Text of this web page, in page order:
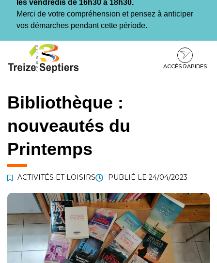
les vendredis de 16h30 à 18h30.
Merci de votre compréhension et pensez à anticiper
vos démarches pendant cette période.
contenu
pied
ACCÈS RAPIDES
Bibliothèque :
nouveautés du
Printemps
ACTIVITÉS ET LOISIRS PUBLIÉ LE 24/04/2023